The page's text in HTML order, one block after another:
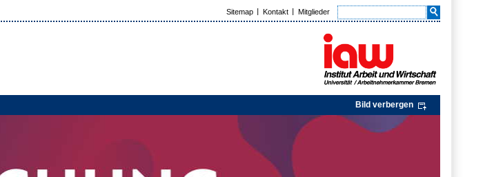
Sitemap Kontakt Mitglieder
Bild verbergen